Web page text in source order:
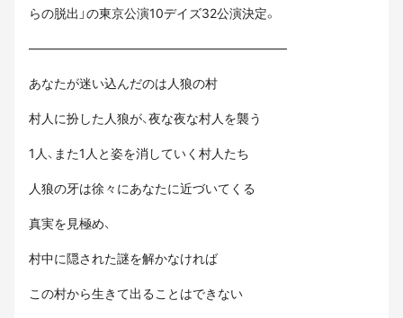
らの脱出」の東京公演10デイズ32公演決定。
————————————————————–
あなたが迷い込んだのは人狼の村
村人に扮した人狼が、夜な夜な村人を襲う
1人、また1人と姿を消していく村人たち
人狼の牙は徐々にあなたに近づいてくる
真実を見極め、
村中に隠された謎を解かなければ
この村から生きて出ることはできない